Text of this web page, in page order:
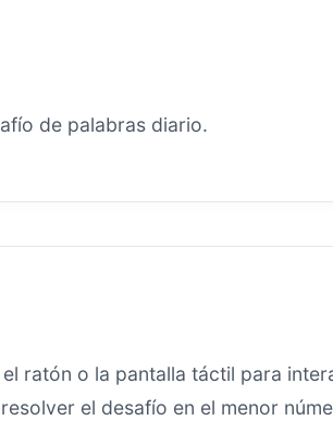
de palabras diario.
ratón o la pantalla táctil para
el desafío en el menor